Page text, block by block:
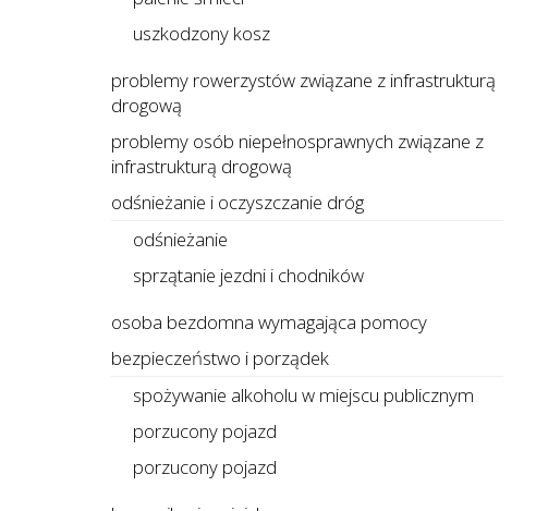
uszkodzony kosz
problemy rowerzystów związane z infrastrukturą
drogową
problemy osób niepełnosprawnych związane z
infrastrukturą drogową
odśnieżanie i oczyszczanie dróg
odśnieżanie
sprzątanie jezdni i chodników
osoba bezdomna wymagająca pomocy
bezpieczeństwo i porządek
spożywanie alkoholu w miejscu publicznym
porzucony pojazd
porzucony pojazd